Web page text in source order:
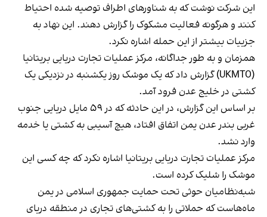
این شرکت نوشت که به شناورهای اطراف توصیه شده احتیاط
کنند و هرگونه فعالیت مشکوک را گزارش دهند. این نهاد به
جزییات بیشتر از این حمله اشاره نکرد.
همزمان و به طور جداگانه، مرکز عملیات تجارت دریایی بریتانیا
(UKMTO) گزارش داد که یک موشک روز یکشنبه در نزدیکی یک
کشتی در خلیج عدن فرود آمد.
بر اساس این گزارش، در این حادثه که در ۵۹ مایل دریایی جنوب
غربی بندر عدن یمن اتفاق افتاد، هیچ آسیبی به کشتی یا خدمه
وارد نشد.
مرکز عملیات تجارت دریایی بریتانیا اشاره نکرد که چه کسی این
موشک را شلیک کرده است.
شبه‌نظامیان حوثی تحت حمایت جمهوری اسلامی در یمن
ماه‌هاست که حملاتی را به کشتی‌های تجاری در منطقه دریای